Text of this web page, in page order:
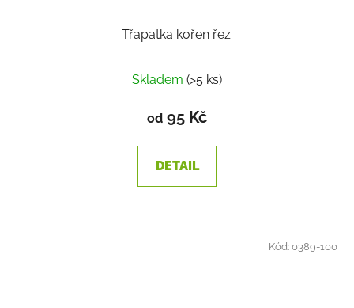
Třapatka kořen řez.
Skladem (>5 ks)
od 95 Kč
DETAIL
Kód:0389-100